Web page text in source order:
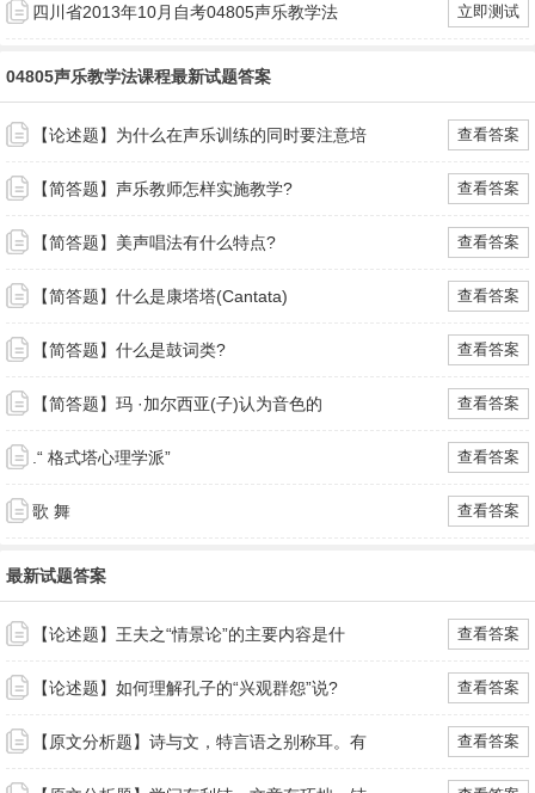
四川省2013年10月自考04805声乐教学法 立即测试
04805声乐教学法课程最新试题答案
【论述题】为什么在声乐训练的同时要注意培 查看答案
【简答题】声乐教师怎样实施教学? 查看答案
【简答题】美声唱法有什么特点? 查看答案
【简答题】什么是康塔塔(Cantata) 查看答案
【简答题】什么是鼓词类? 查看答案
【简答题】玛 ·加尔西亚(子)认为音色的 查看答案
.“ 格式塔心理学派” 查看答案
歌 舞 查看答案
最新试题答案
【论述题】王夫之“情景论”的主要内容是什 查看答案
【论述题】如何理解孔子的“兴观群怨”说? 查看答案
【原文分析题】诗与文，特言语之别称耳。有 查看答案